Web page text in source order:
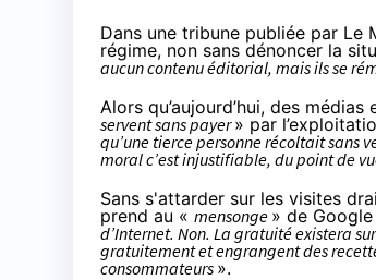
Dans une tribune publiée par Le
régime, non sans dénoncer la
aucun contenu éditorial, mais ils se
Alors qu’aujourd’hui, des
servent sans payer» par
qu’une tierce personne récoltait sans
moral c’est injustifiable, du point de
Sans s'attarder sur les visites
prend au « mensonge » de
d’Internet. Non. La gratuité existera
gratuitement et engrangent des
consommateurs ».